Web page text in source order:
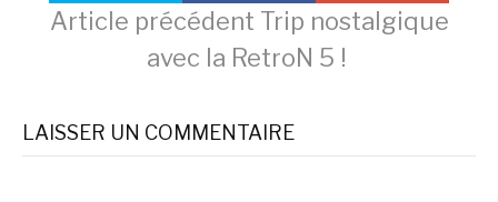
Lire
la
suite
Article précédent Trip nostalgique
avec la RetroN 5 !
LAISSER UN COMMENTAIRE